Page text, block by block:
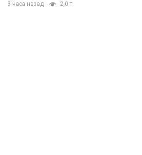
3 часа назад 2,0 т.